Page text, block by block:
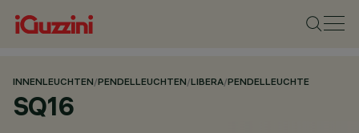
INNENLEUCHTEN/PENDELLEUCHTEN/LIBERA/PENDELLEUCHTE
SQ16